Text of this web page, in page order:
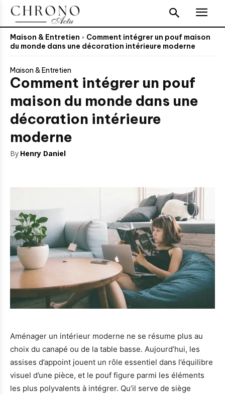
Maison & Entretien
Comment intégrer un pouf maison
du monde dans une décoration intérieure moderne
Maison & Entretien
Comment intégrer un pouf
maison du monde dans une
décoration intérieure
moderne
By Henry Daniel
Aménager un intérieur moderne ne se résume plus au
choix du canapé ou de la table basse. Aujourd’hui, les
assises d’appoint jouent un rôle essentiel dans l’équilibre
visuel d’une pièce, et le pouf figure parmi les éléments
les plus polyvalents à intégrer. Qu’il serve de siège